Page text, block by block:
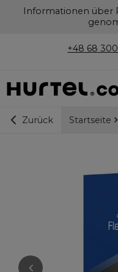
Informationen über
+48 68
Zurück Startseite